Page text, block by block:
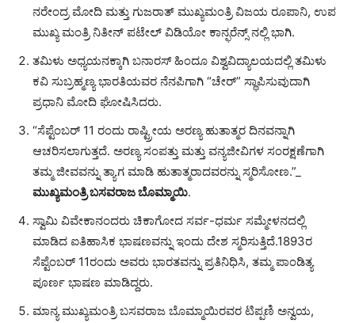
ನರೇಂದ್ರ ಮೋದಿ ಮತ್ತು ಗುಜರಾತ್ ಮುಖ್ಯಮಂತ್ರಿ ವಿಜಯ ರೂಪಾನಿ, ಉಪ
ಮುಖ್ಯ ಮಂತ್ರಿ ನಿತೀನ್‌ ಪಟೇಲ್‌ ವಿಡಿಯೋ ಕಾನ್ಫರೆನ್ಸ್‌ ನಲ್ಲಿ ಭಾಗಿ.
ತಮಿಳು ಅಧ್ಯಯನಕ್ಕಾಗಿ ಬನಾರಸ್ ಹಿಂದೂ ವಿಶ್ವವಿದ್ಯಾಲಯದಲ್ಲಿ ತಮಿಳು
ಕವಿ ಸುಬ್ರಹ್ಮಣ್ಯ ಭಾರತಿಯವರ ನೆನಪಿಗಾಗಿ “ಚೇರ್” ಸ್ಥಾಪಿಸುವುದಾಗಿ
ಪ್ರಧಾನಿ ಮೋದಿ ಘೋಷಿಸಿದರು.
“ಸೆಪ್ಟೆಂಬರ್ 11 ರಂದು ರಾಷ್ಟ್ರೀಯ ಅರಣ್ಯ ಹುತಾತ್ಮರ ದಿನವನ್ನಾಗಿ
ಆಚರಿಸಲಾಗುತ್ತದೆ. ಅರಣ್ಯ ಸಂಪತ್ತು ಮತ್ತು ವನ್ಯಜೀವಿಗಳ ಸಂರಕ್ಷಣೆಗಾಗಿ
ತಮ್ಮ ಜೀವವನ್ನು ತ್ಯಾಗ ಮಾಡಿ ಹುತಾತ್ಮರಾದವರನ್ನು ಸ್ಮರಿಸೋಣ.”_
ಮುಖ್ಯಮಂತ್ರಿಬಸವರಾಜ ಬೊಮ್ಮಾಯಿ.
ಸ್ವಾಮಿ ವಿವೇಕಾನಂದರು ಚಿಕಾಗೋದ ಸರ್ವ-ಧರ್ಮ ಸಮ್ಮೇಳನದಲ್ಲಿ
ಮಾಡಿದ ಐತಿಹಾಸಿಕ ಭಾಷಣವನ್ನು ಇಂದು ದೇಶ ಸ್ಮರಿಸುತ್ತಿದೆ.1893ರ
ಸೆಪ್ಟೆಂಬರ್ 11ರಂದು ಅವರು ಭಾರತವನ್ನು ಪ್ರತಿನಿಧಿಸಿ, ತಮ್ಮ ಪಾಂಡಿತ್ಯ
ಪೂರ್ಣ ಭಾಷಣ ಮಾಡಿದ್ದರು.
ಮಾನ್ಯ ಮುಖ್ಯಮಂತ್ರಿ ಬಸವರಾಜ ಬೊಮ್ಮಾಯಿರವರ ಟಿಪ್ಪಣಿ ಅನ್ವಯ,